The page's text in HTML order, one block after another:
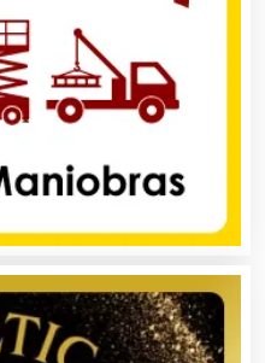
y Usados